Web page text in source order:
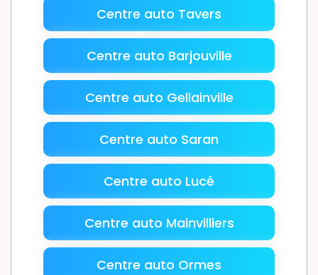
Centre auto Tavers
Centre auto Barjouville
Centre auto Gellainville
Centre auto Saran
Centre auto Lucé
Centre auto Mainvilliers
Centre auto Ormes